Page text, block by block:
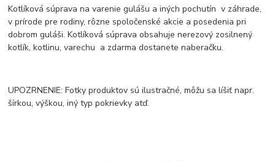
Kotlíková súprava na varenie gulášu a iných pochutín v záhrade,
v prírode pre rodiny, rôzne spoločenské akcie a posedenia pri
dobrom guláši. Kotlíková súprava obsahuje nerezový zosilnený
kotlík, kotlinu, varechu a zdarma dostanete naberačku.
UPOZRNENIE: Fotky produktov sú ilustračné, môžu sa líšiť napr.
šírkou, výškou, iný typ pokrievky atď.